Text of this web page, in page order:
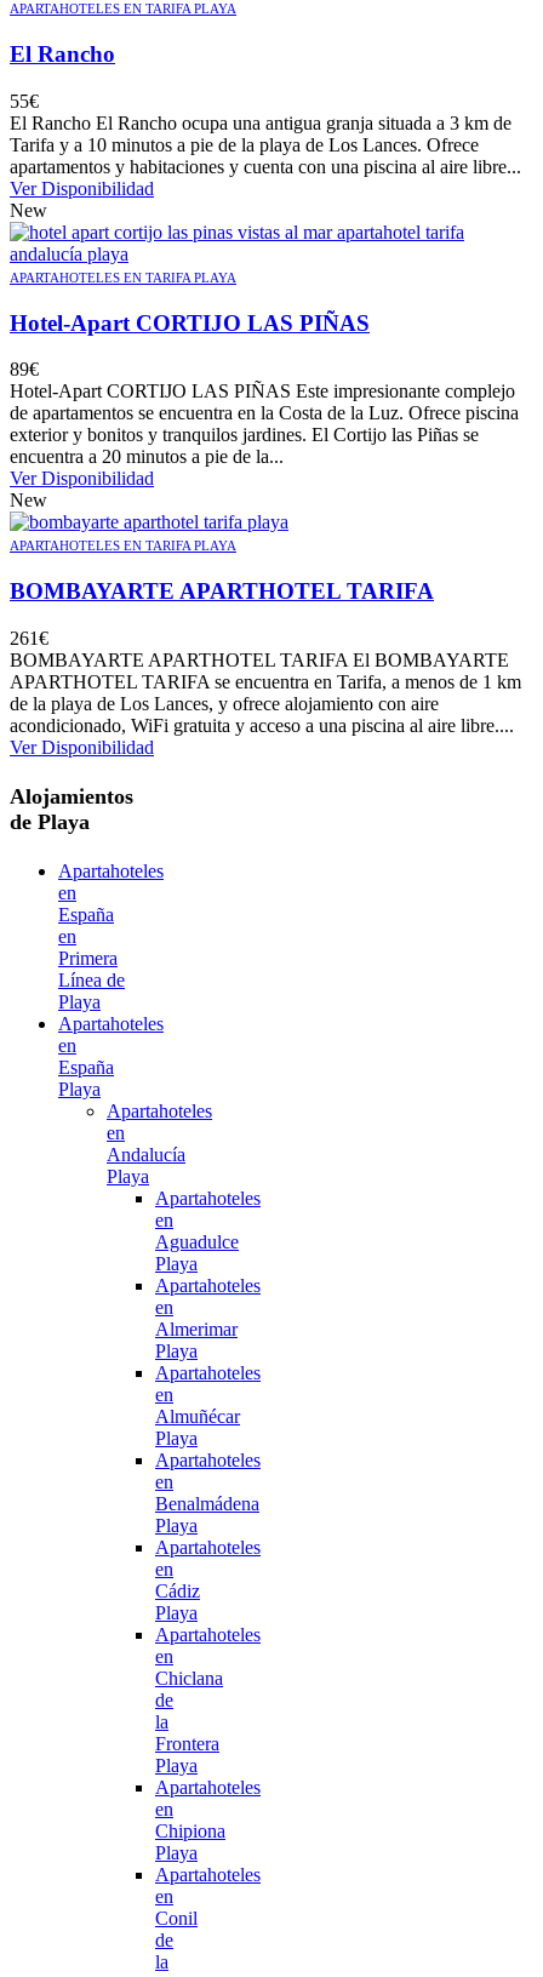
APARTAHOTELES EN TARIFA PLAYA
El Rancho
55€
El Rancho El Rancho ocupa una antigua granja situada a 3 km de
Tarifa y a 10 minutos a pie de la playa de Los Lances. Ofrece
apartamentos y habitaciones y cuenta con una piscina al aire libre...
Ver Disponibilidad
New
APARTAHOTELES EN TARIFA PLAYA
Hotel-Apart CORTIJO LAS PIÑAS
89€
Hotel-Apart CORTIJO LAS PIÑAS Este impresionante complejo
de apartamentos se encuentra en la Costa de la Luz. Ofrece piscina
exterior y bonitos y tranquilos jardines. El Cortijo las Piñas se
encuentra a 20 minutos a pie de la...
Ver Disponibilidad
New
APARTAHOTELES EN TARIFA PLAYA
BOMBAYARTE APARTHOTEL TARIFA
261€
BOMBAYARTE APARTHOTEL TARIFA El BOMBAYARTE
APARTHOTEL TARIFA se encuentra en Tarifa, a menos de 1 km
de la playa de Los Lances, y ofrece alojamiento con aire
acondicionado, WiFi gratuita y acceso a una piscina al aire libre....
Ver Disponibilidad
Alojamientos
de Playa
Apartahoteles
en
España
en
Primera
Línea de
Playa
Apartahoteles
en
España
Playa
Apartahoteles
en
Andalucía
Playa
Apartahoteles
en
Aguadulce
Playa
Apartahoteles
en
Almerimar
Playa
Apartahoteles
en
Almuñécar
Playa
Apartahoteles
en
Benalmádena
Playa
Apartahoteles
en
Cádiz
Playa
Apartahoteles
en
Chiclana
de
la
Frontera
Playa
Apartahoteles
en
Chipiona
Playa
Apartahoteles
en
Conil
de
la